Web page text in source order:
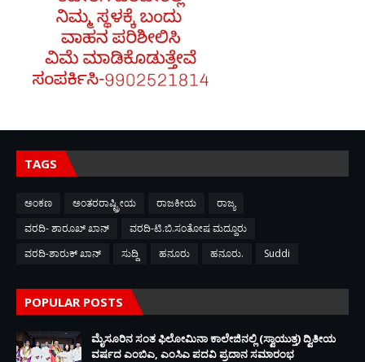
TAGS
ಅಂಕಣ ಅಂತರರಾಷ್ಟ್ರೀಯ ರಾಜಕೀಯ
ರಾಜ್ಯ
ವರದಿ- ಶಾರೂಖ್ ಖಾನ್
ವರದಿ-ಟಿ.ಬಿ.ಸಂತೋಷ ಮದ್ದೂರು
ವರದಿ-ಶಾರುಕ್ ಖಾನ್
ಸುದ್ದಿ ಹನೂರು ಹನೂರು. Suddi
POPULAR POSTS
ಮೈಸೂರಿನ ಸಂತ ಫಿಲೋಮಿನಾ ಕಾಲೇಜಿನಲ್ಲಿ (ಸ್ವಾಯುತ್ತ) ದ್ವಿತೀಯ
ವರ್ಷದ ಎಂಬಿಎ, ಎಂಸಿಎ ಪದವಿ ಪ್ರದಾನ ಸಮಾರಂಭ